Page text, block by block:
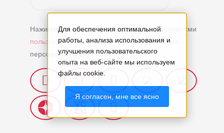
Нажимая на кнопку, вы соглашаетесь с условиями
пользовательского соглашенияпо обработке
персональных данных
Для обеспечения оптимальной
работы, анализа использования и
улучшения пользовательского
опыта на веб-сайте мы используем
файлы cookie.
Я согласен, мне все ясно